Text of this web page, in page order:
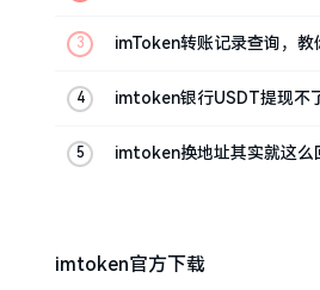
imToken转账记录查询，教
imtoken银行USDT提现不
imtoken换地址其实就这么
imtoken官方下载